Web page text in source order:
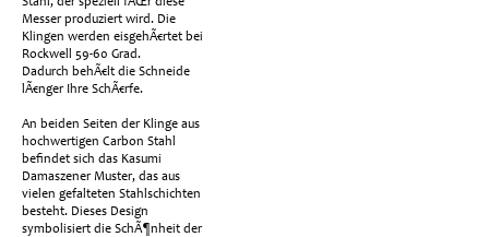
Messer produziert wird. Die
Klingen werden eisgehÃ€rtet bei
Rockwell 59-60 Grad.
Dadurch behÃ€lt die Schneide
lÃ€nger Ihre SchÃ€rfe.
An beiden Seiten der Klinge aus
hochwertigen Carbon Stahl
befindet sich das Kasumi
Damaszener Muster, das aus
vielen gefalteten Stahlschichten
besteht. Dieses Design
symbolisiert die SchÃ¶nheit der